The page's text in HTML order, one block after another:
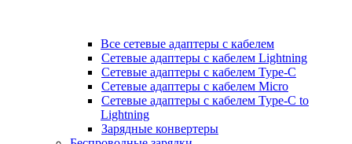
Все сетевые адаптеры с кабелем
Сетевые адаптеры с кабелем Lightning
Сетевые адаптеры с кабелем Type-C
Сетевые адаптеры с кабелем Micro
Сетевые адаптеры с кабелем Type-C to
Lightning
Зарядные конвертеры